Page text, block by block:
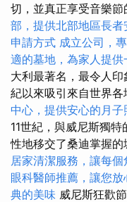
切，並真正享受音樂節
部，提供北部地區長
申請方式 成立公司，
適的墓地，為家人提
大利最著名，最令人
紀以來吸引來自世界各
中心，提供安心的月子
11世紀，與威尼斯獨
性地移交了桑迪掌握的
居家清潔服務，讓每
眼科醫師推薦，讓您
典的美味 威尼斯狂歡